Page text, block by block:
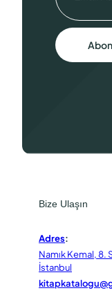
Bize Ulaşın
Adres:
Namık Kemal, 8.
İstanbul